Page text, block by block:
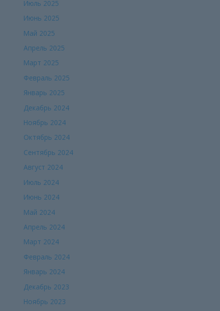
Июль 2025
Июнь 2025
Май 2025
Апрель 2025
Март 2025
Февраль 2025
Январь 2025
Декабрь 2024
Ноябрь 2024
Октябрь 2024
Сентябрь 2024
Август 2024
Июль 2024
Июнь 2024
Май 2024
Апрель 2024
Март 2024
Февраль 2024
Январь 2024
Декабрь 2023
Ноябрь 2023